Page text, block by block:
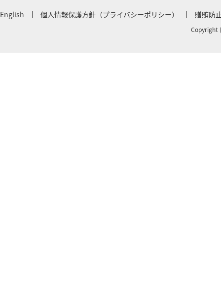
English 個人情報保護方針（プライバシーポリシー） 贈賄防
Copyright